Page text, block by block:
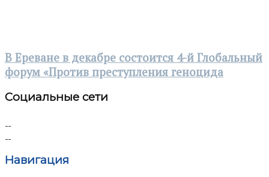
В Ереване в декабре состоится 4-й Глобальный
форум «Против преступления геноцида
Социальные сети
Навигация